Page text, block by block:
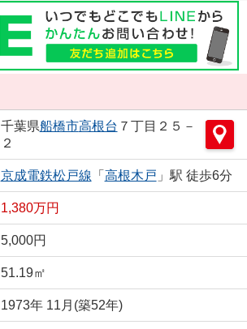
千葉県船橋市高根台 ７丁目２５－
２
京成電鉄松戸線 「 高根木戸 」駅 徒歩6分
1,380万円
5,000円
51.19㎡
1973年 11月(築52年)